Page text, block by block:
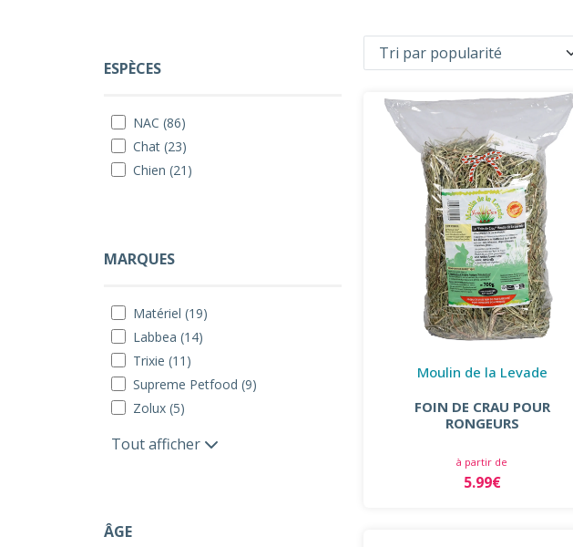
ESPÈCES
NAC (86)
Chat (23)
Chien (21)
MARQUES
Matériel (19)
Labbea (14)
Trixie (11)
Supreme Petfood (9)
Zolux (5)
Tout afficher
ÂGE
Moulin de la Levade
FOIN DE CRAU POUR
RONGEURS
à partir de
5.99€